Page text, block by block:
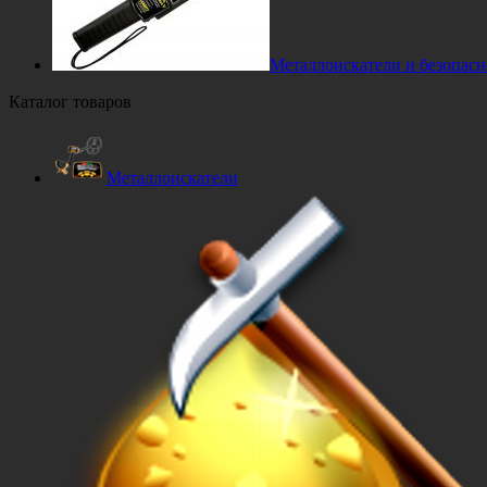
Металлоискатели и
Каталог товаров
Металлоискатели